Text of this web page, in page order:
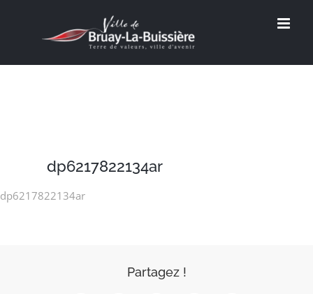
dp6217822134ar
dp6217822134ar
Partagez !